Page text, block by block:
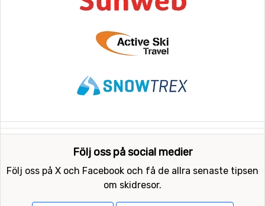
Följ oss på social medier
Följ oss på X och Facebook och få de allra senaste tipsen
om skidresor.